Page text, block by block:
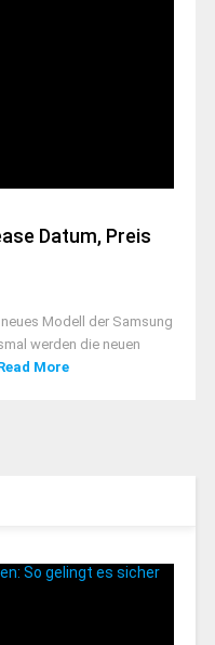
Datum, Preis
Modell der Samsung
werden die neuen
More